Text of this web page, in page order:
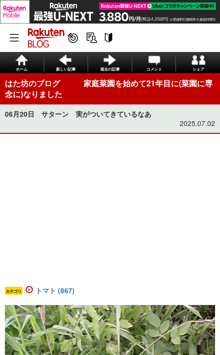
ホーム 新しい記事 過去の記事 コメント シェア
はた坊のブログ 家庭菜園を始めて21年目に(菜園に専
念に)なりました
06月20日 サターン 実がついてきているなあ
2025.07.02
カテゴリ トマト (867)